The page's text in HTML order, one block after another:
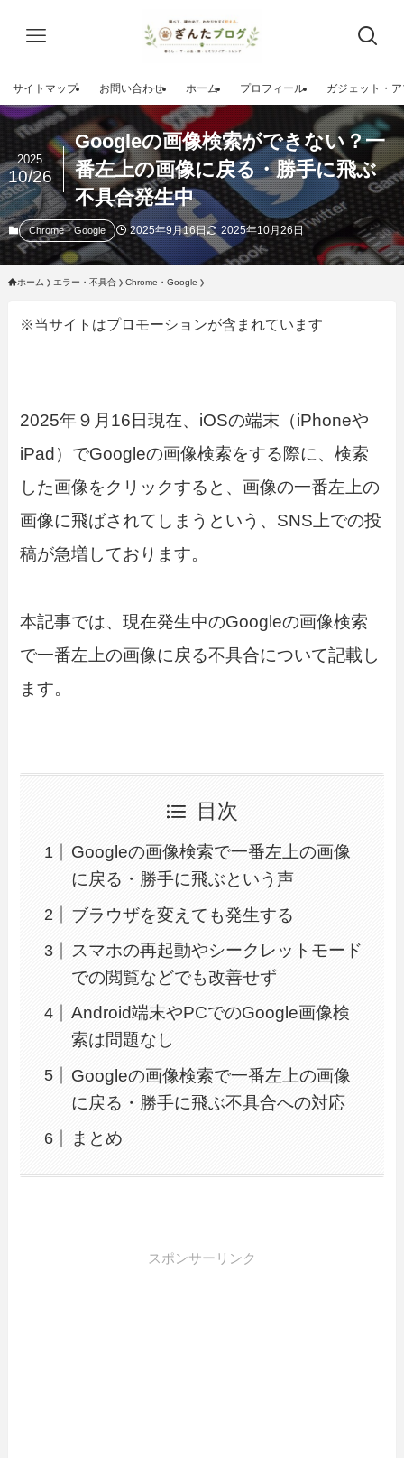
サイトマップ お問い合わせ ホーム プロフィール ガジェット・
Googleの画像検索ができない？一
番左上の画像に戻る・勝手に飛ぶ
不具合発生中
2025
10/26
Chrome・Google 2025年9月16日 2025年10月26日
ホーム エラー・不具合 Chrome・Google
※当サイトはプロモーションが含まれています
2025年９月16日現在、iOSの端末（iPhoneや
iPad）でGoogleの画像検索をする際に、検索
した画像をクリックすると、画像の一番左上の
画像に飛ばされてしまうという、SNS上での投
稿が急増しております。
本記事では、現在発生中のGoogleの画像検索
で一番左上の画像に戻る不具合について記載し
ます。
目次
Googleの画像検索で一番左上の画像
に戻る・勝手に飛ぶという声
ブラウザを変えても発生する
スマホの再起動やシークレットモード
での閲覧などでも改善せず
Android端末やPCでのGoogle画像検
索は問題なし
Googleの画像検索で一番左上の画像
に戻る・勝手に飛ぶ不具合への対応
まとめ
スポンサーリンク